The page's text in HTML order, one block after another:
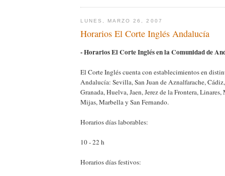
LUNES, MARZO 26, 2007
Horarios El Corte Inglés Andalucía
- Horarios El Corte Inglés en la Comunidad de
El Corte Inglés cuenta con establecimientos en
Andalucía: Sevilla, San Juan de Aznalfarache,
Granada, Huelva, Jaen, Jerez de la Frontera,
Mijas, Marbella y San Fernando.
Horarios días laborables:
10 - 22 h
Horarios días festivos: